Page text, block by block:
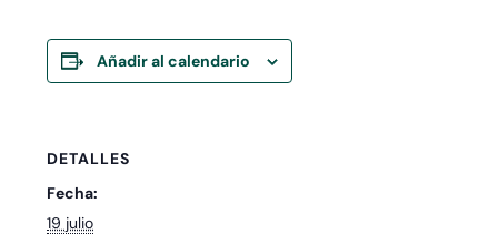
Añadir al calendario
DETALLES
Fecha:
19 julio